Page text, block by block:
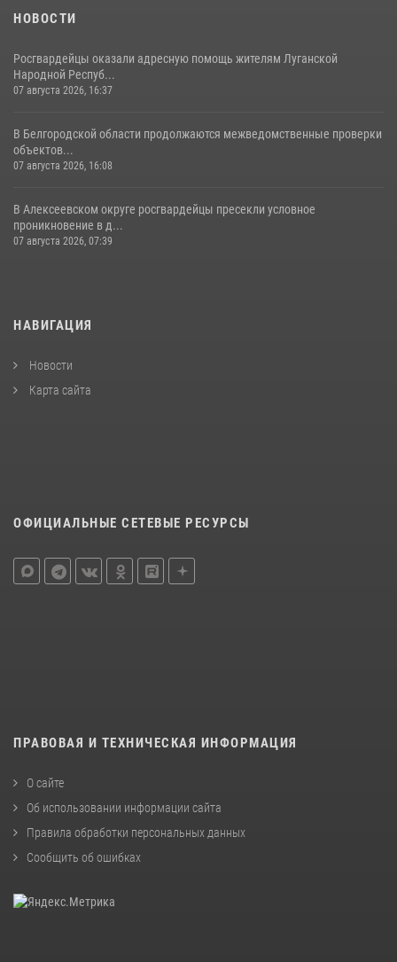
НОВОСТИ
Росгвардейцы оказали адресную помощь жителям Луганской
Народной Респуб...
07 августа 2026, 16:37
В Белгородской области продолжаются межведомственные проверки
объектов...
07 августа 2026, 16:08
В Алексеевском округе росгвардейцы пресекли условное
проникновение в д...
07 августа 2026, 07:39
НАВИГАЦИЯ
Новости
Карта сайта
ОФИЦИАЛЬНЫЕ СЕТЕВЫЕ РЕСУРСЫ
ПРАВОВАЯ И ТЕХНИЧЕСКАЯ ИНФОРМАЦИЯ
О сайте
Об использовании информации сайта
Правила обработки персональных данных
Сообщить об ошибках